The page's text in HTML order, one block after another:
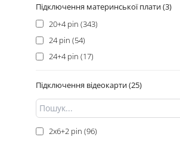
2x4pin (1)
3x4+4pin (1)
Підключення материнської плати (3)
20+4 pin (343)
24 pin (54)
24+4 pin (17)
Підключення відеокарти (25)
2x6+2 pin (96)